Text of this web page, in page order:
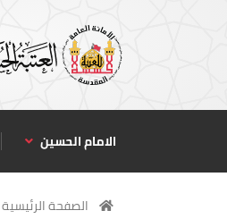
الامام الحسين
الصفحة الرئيسية